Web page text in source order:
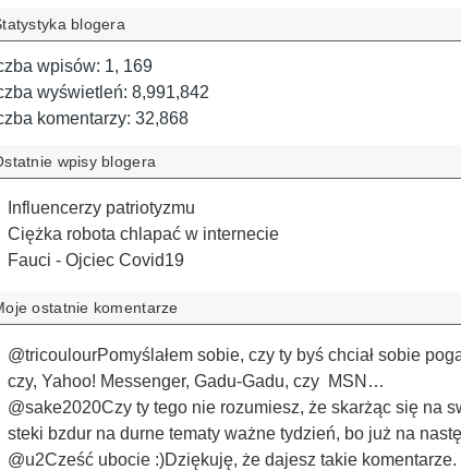
blogera
wpisów: 1, 169
wyświetleń: 8,991,842
komentarzy: 32,868
wpisy blogera
Influencerzy patriotyzmu
Ciężka robota chlapać w internecie
Fauci - Ojciec Covid19
ostatnie komentarze
@tricoulourPomyślałem sobie, czy ty byś chciał sobie
czy, Yahoo! Messenger, Gadu-Gadu, czy MSN…
@sake2020Czy ty tego nie rozumiesz, że skarżąc się na
steki bzdur na durne tematy ważne tydzień, bo już na
@u2Cześć ubocie :)Dziękuję, że dajesz takie